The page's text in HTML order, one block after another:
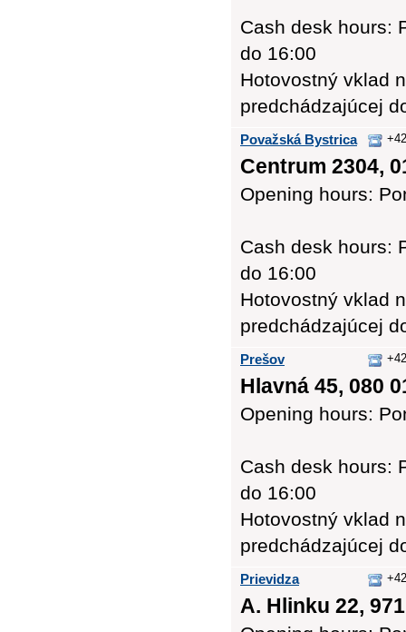
Cash desk hours:
do 16:00
Hotovostný vklad
predchádzajúcej
Považská Bystrica
Centrum 2304,
Opening hours:
Cash desk hours:
do 16:00
Hotovostný vklad
predchádzajúcej
Prešov
Hlavná 45, 080
Opening hours:
Cash desk hours:
do 16:00
Hotovostný vklad
predchádzajúcej
Prievidza
A. Hlinku 22,